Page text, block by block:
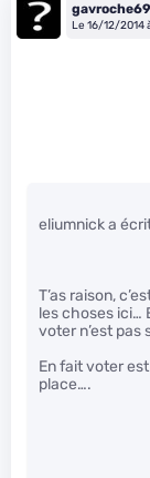
gavroche69
Le 16/12/2014
eliumnick a
T’as raison,
les choses ici…
voter n’est pas
En fait voter
place….